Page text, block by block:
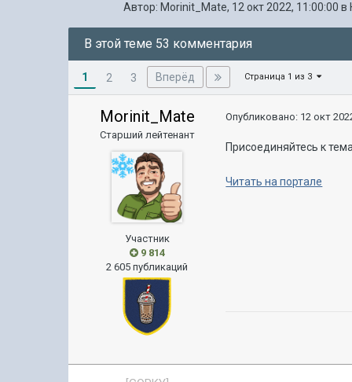
Автор: Morinit_Mate, 12 окт 2022, 11:00:00 в
В этой теме 53 комментария
1 2 3 Вперёд Страница 1 из 3
Morinit_Mate
Старший лейтенант
Участник
9 814
2 605 публикаций
Опубликовано: 12 окт
Присоединяйтесь к
Читать на портале